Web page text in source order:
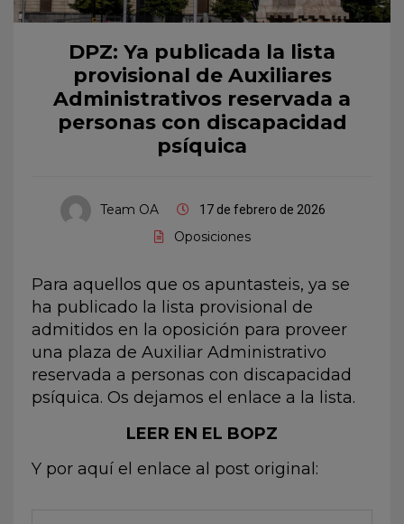
DPZ: Ya publicada la lista
provisional de Auxiliares
Administrativos reservada a
personas con discapacidad
psíquica
Team OA 17 de febrero de 2026
Oposiciones
Para aquellos que os apuntasteis, ya se
ha publicado la lista provisional de
admitidos en la oposición para proveer
una plaza de Auxiliar Administrativo
reservada a personas con discapacidad
psíquica. Os dejamos el enlace a la lista.
LEER EN EL BOPZ
Y por aquí el enlace al post original: